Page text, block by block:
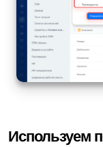
Используем